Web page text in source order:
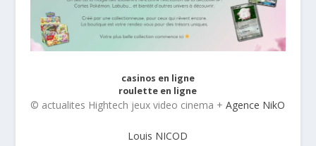
casinos en ligne
roulette en ligne
© actualites Hightech jeux video cinema +Agence NikO
Louis NICOD